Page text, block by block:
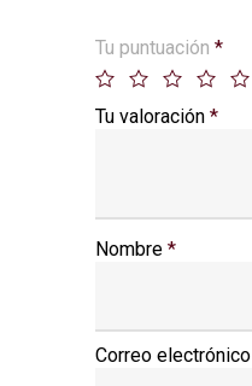
Tu puntuación *
Tu valoración *
Nombre *
Correo electrónico